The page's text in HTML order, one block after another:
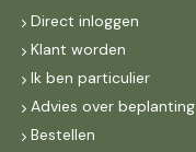
Direct inloggen
Klant worden
Ik ben particulier
Advies over beplanting
Bestellen